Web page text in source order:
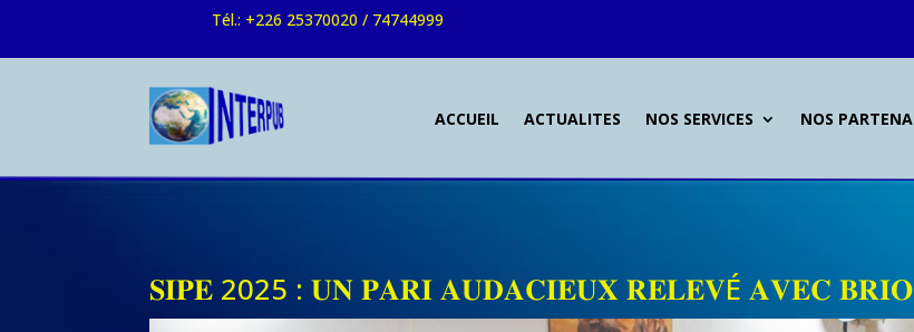
Tél.: +226 25370020 / 74744999
ACCUEIL ACTUALITES NOS SERVICES NOS
𝐒𝐈𝐏𝐄 2025 : 𝐔𝐍 𝐏𝐀𝐑𝐈 𝐀𝐔𝐃𝐀𝐂𝐈𝐄𝐔𝐗 𝐑𝐄𝐋𝐄𝐕É 𝐀𝐕𝐄𝐂